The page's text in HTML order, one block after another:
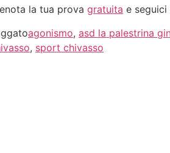
la tua prova gratuita e seguici
agonismo, asd la palestrina
, sport chivasso